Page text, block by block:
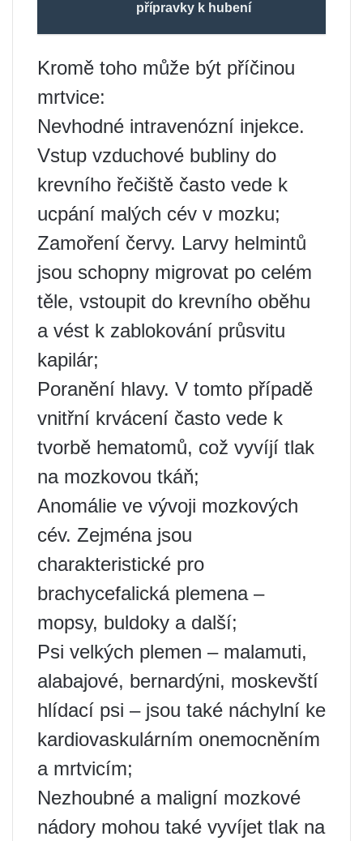
přípravky k hubení
Kromě toho může být příčinou
mrtvice:
Nevhodné intravenózní injekce.
Vstup vzduchové bubliny do
krevního řečiště často vede k
ucpání malých cév v mozku;
Zamoření červy. Larvy helmintů
jsou schopny migrovat po celém
těle, vstoupit do krevního oběhu
a vést k zablokování průsvitu
kapilár;
Poranění hlavy. V tomto případě
vnitřní krvácení často vede k
tvorbě hematomů, což vyvíjí tlak
na mozkovou tkáň;
Anomálie ve vývoji mozkových
cév. Zejména jsou
charakteristické pro
brachycefalická plemena –
mopsy, buldoky a další;
Psi velkých plemen – malamuti,
alabajové, bernardýni, moskevští
hlídací psi – jsou také náchylní ke
kardiovaskulárním onemocněním
a mrtvicím;
Nezhoubné a maligní mozkové
nádory mohou také vyvíjet tlak na